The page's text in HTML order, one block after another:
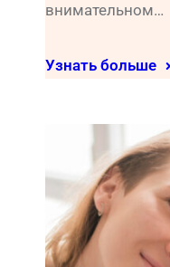
внимательном…
Узнать больше